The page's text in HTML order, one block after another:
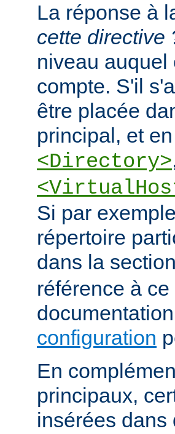
La réponse à
cette directive
niveau auquel
compte. S'il
être placée
principal, et
<Directory>
Si par
répertoire
dans la section
référence à
configuration
En
principaux,
insérées